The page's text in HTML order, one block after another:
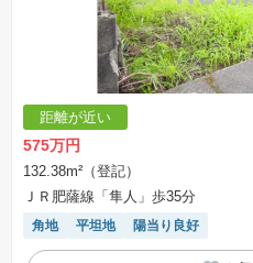
距離が近い
575万円
132.38m²（登記）
ＪＲ肥薩線「隼人」歩35分
角地 平坦地 陽当り良好